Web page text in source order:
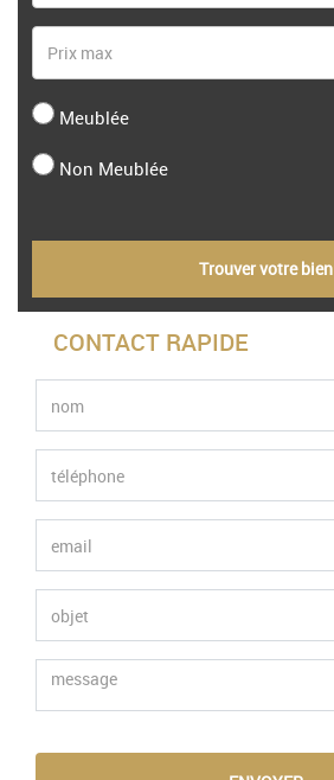
Meublée
Non Meublée
Trouver votre bien
CONTACT RAPIDE